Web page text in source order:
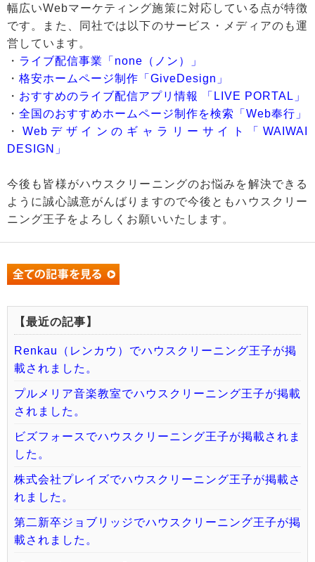
幅広いWebマーケティング施策に対応している点が特徴
です。また、同社では以下のサービス・メディアのも運
営しています。
・ ライブ配信事業「none（ノン）」
・ 格安ホームページ制作「GiveDesign」
・ おすすめのライブ配信アプリ情報 「LIVE PORTAL」
・ 全国のおすすめホームページ制作を検索「Web奉行」
・ Webデザインのギャラリーサイト「WAIWAI
DESIGN」
今後も皆様がハウスクリーニングのお悩みを解決できる
ように誠心誠意がんばりますので今後ともハウスクリー
ニング王子をよろしくお願いいたします。
【最近の記事】
Renkau（レンカウ）でハウスクリーニング王子が掲
載されました。
プルメリア音楽教室でハウスクリーニング王子が掲載
されました。
ビズフォースでハウスクリーニング王子が掲載されま
した。
株式会社プレイズでハウスクリーニング王子が掲載さ
れました。
第二新卒ジョブリッジでハウスクリーニング王子が掲
載されました。